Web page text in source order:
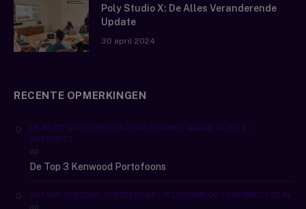
Poly Studio X: De Alles Veranderende
Update
30 april 2024
RECENTE OPMERKINGEN
DE BESTE GROOT BEREIK PORTOFOONS | WALKIE TALKIES |
ONEDIRECT
op
De Top 3 Kenwood Portofoons
UHF VHF VERSCHIL PORTOFOONS | TELECOMBLOG | ONEDIRECT.CO.NL
op